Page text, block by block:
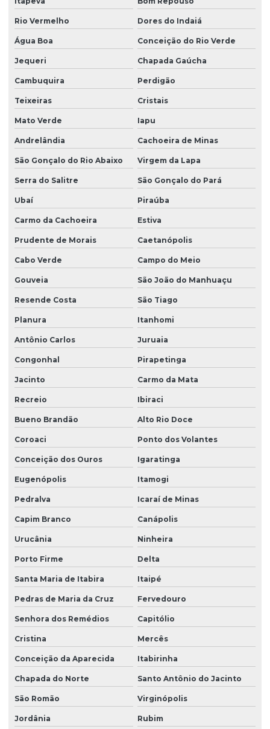
Rio Vermelho Dores do Indaiá
Água Boa Conceição do Rio Verde
Jequeri Chapada Gaúcha
Cambuquira Perdigão
Teixeiras Cristais
Mato Verde Iapu
Andrelândia Cachoeira de Minas
São Gonçalo do Rio Abaixo Virgem da Lapa
Serra do Salitre São Gonçalo do Pará
Ubaí Piraúba
Carmo da Cachoeira Estiva
Prudente de Morais Caetanópolis
Cabo Verde Campo do Meio
Gouveia São João do Manhuaçu
Resende Costa São Tiago
Planura Itanhomi
Antônio Carlos Juruaia
Congonhal Pirapetinga
Jacinto Carmo da Mata
Recreio Ibiraci
Bueno Brandão Alto Rio Doce
Coroaci Ponto dos Volantes
Conceição dos Ouros Igaratinga
Eugenópolis Itamogi
Pedralva Icaraí de Minas
Capim Branco Canápolis
Urucânia Ninheira
Porto Firme Delta
Santa Maria de Itabira Itaipé
Pedras de Maria da Cruz Fervedouro
Senhora dos Remédios Capitólio
Cristina Mercês
Conceição da Aparecida Itabirinha
Chapada do Norte Santo Antônio do Jacinto
São Romão Virginópolis
Jordânia Rubim